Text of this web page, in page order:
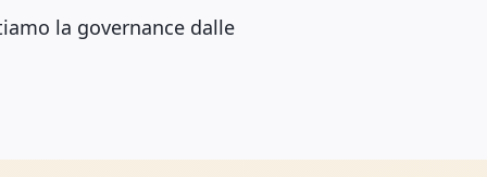
la governance dalle